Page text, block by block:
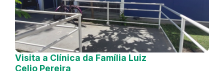
Visita a Clínica da Família Luiz
Celio Pereira